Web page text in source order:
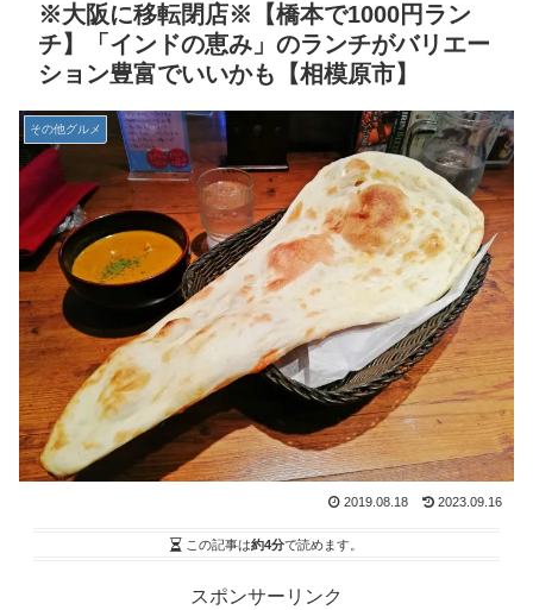
※大阪に移転閉店※【橋本で1000円ラン
チ】「インドの恵み」のランチがバリエー
ション豊富でいいかも【相模原市】
その他グルメ
2019.08.18 2023.09.16
この記事は約4分で読めます。
スポンサーリンク